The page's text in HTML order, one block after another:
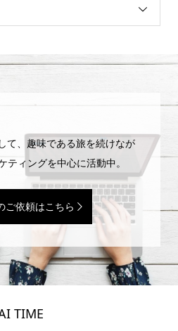
て、趣味である旅を続けなが
ティングを中心に活動中。
ご依頼はこちら
TIME